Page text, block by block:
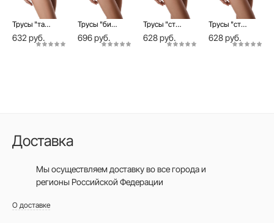
Трусы "танга" COMFORT LTA 570 (на вешалке)
632 руб.
Трусы "бикини" со средней линией талии COMFORT LB 571 (на вешалке)
696 руб.
Трусы "стринг" COMFORT LST 569 (на вешалке)
628 руб.
Трусы "стринг" COMFORT LST 569 (в коробке)
628 руб.
Доставка
Мы осуществляем доставку во все городаи
регионы Российской Федерации
О доставке